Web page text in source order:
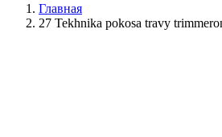
Главная
27 Tekhnika pokosa travy